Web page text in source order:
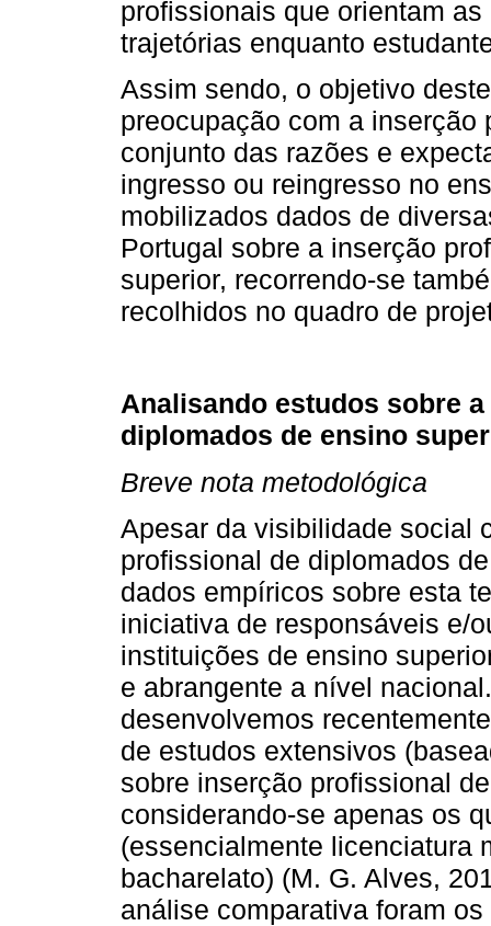
profissionais que orientam
trajetórias enquanto
Assim sendo, o objetivo
preocupação com a
conjunto das razões e
ingresso ou reingresso no
mobilizados dados de
Portugal sobre a inserção
superior, recorrendo-se
recolhidos no quadro de
Analisando estudos sobre
diplomados de ensino
Breve nota metodológica
Apesar da visibilidade social
profissional de diplomados
dados empíricos sobre esta
iniciativa de responsáveis e/
instituições de ensino
e abrangente a nível nacional.
desenvolvemos
de estudos extensivos
sobre inserção profissional
considerando-se apenas os
(essencialmente licenciatura
bacharelato) (M. G. Alves,
análise comparativa foram